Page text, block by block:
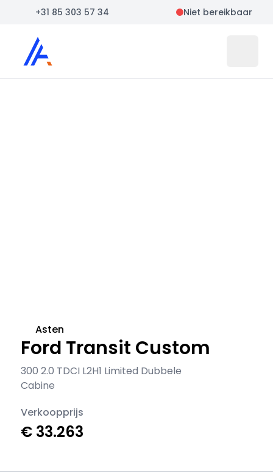
+31 85 303 57 34 Niet bereikbaar
Auto Atlas
Ford Transit Custom
300 2.0 TDCI L2H1 Limited Dubbele
Cabine
Asten
Verkoopprijs
€ 33.263